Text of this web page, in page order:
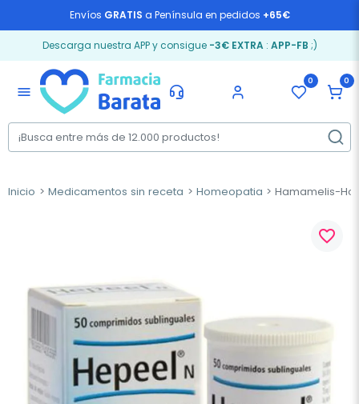
Envíos GRATIS a Península en pedidos +65€
Descarga nuestra APP y consigue -3€ EXTRA: APP-FB ;)
menu
0 0
Inicio Medicamentos sin receta Homeopatia Hamamelis-
favorite_border